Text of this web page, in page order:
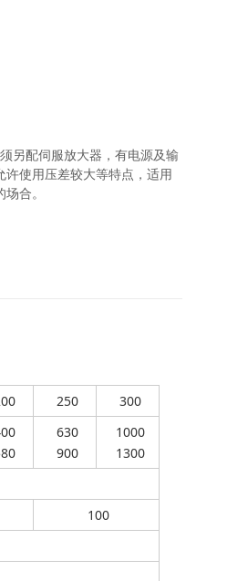
另配伺服放大器，有电源及输
使用压差较大等特点，适用
合。
250 300
630
900
1000
1300
100